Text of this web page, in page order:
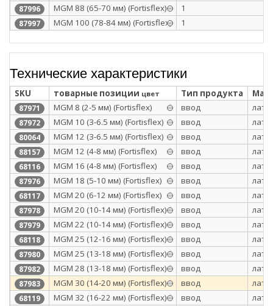
87996 МGM 88 (65-70 мм) (Fortisflex) 1
87997 МGM 100 (78-84 мм) (Fortisflex) 1
Технические характеристики
SKU товарные позиции цвет Тип продукта
87971 МGM 8 (2-5 мм) (Fortisflex) ввод
87972 МGM 10 (3-6.5 мм) (Fortisflex) ввод
80064 MGM 12 (3-6.5 мм) (Fortisflex) ввод
88157 МGM 12 (4-8 мм) (Fortisflex) ввод
68116 MGM 16 (4-8 мм) (Fortisflex) ввод
87976 МGM 18 (5-10 мм) (Fortisflex) ввод
68117 MGM 20 (6-12 мм) (Fortisflex) ввод
87978 МGM 20 (10-14 мм) (Fortisflex) ввод
87979 МGM 22 (10-14 мм) (Fortisflex) ввод
68118 MGM 25 (12-16 мм) (Fortisflex) ввод
87980 МGM 25 (13-18 мм) (Fortisflex) ввод
87982 МGM 28 (13-18 мм) (Fortisflex) ввод
87983 МGM 30 (14-20 мм) (Fortisflex) ввод
68119 MGM 32 (16-22 мм) (Fortisflex) ввод